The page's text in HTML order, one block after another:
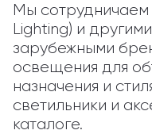
Мы сотрудничаем
Lighting) и
зарубежными
освещения для
назначения и
светильники и
каталоге.